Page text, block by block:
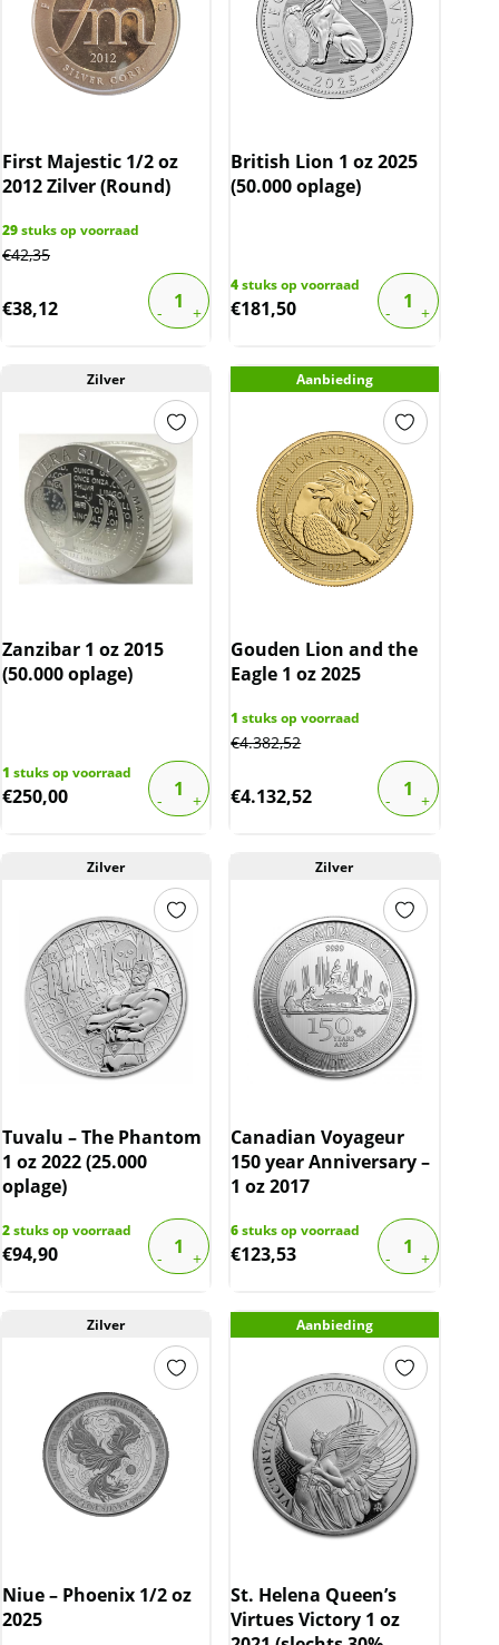
First Majestic 1/2 oz
2012 Zilver (Round)
29stuks op voorraad
€42,35
€38,12
British Lion 1 oz 2025
(50.000 oplage)
4stuks op voorraad
€181,50
Zilver
Zanzibar 1 oz 2015
(50.000 oplage)
1 stuks op voorraad
€250,00
Aanbieding
Gouden Lion and the
Eagle 1 oz 2025
1 stuks op voorraad
€4.382,52
€4.132,52
Zilver
Tuvalu – The Phantom
1 oz 2022 (25.000
oplage)
2stuks op voorraad
€94,90
Zilver
Canadian Voyageur
150 year Anniversary –
1 oz 2017
6stuks op voorraad
€123,53
Zilver
Niue – Phoenix 1/2 oz
2025
Aanbieding
St. Helena Queen’s
Virtues Victory 1 oz